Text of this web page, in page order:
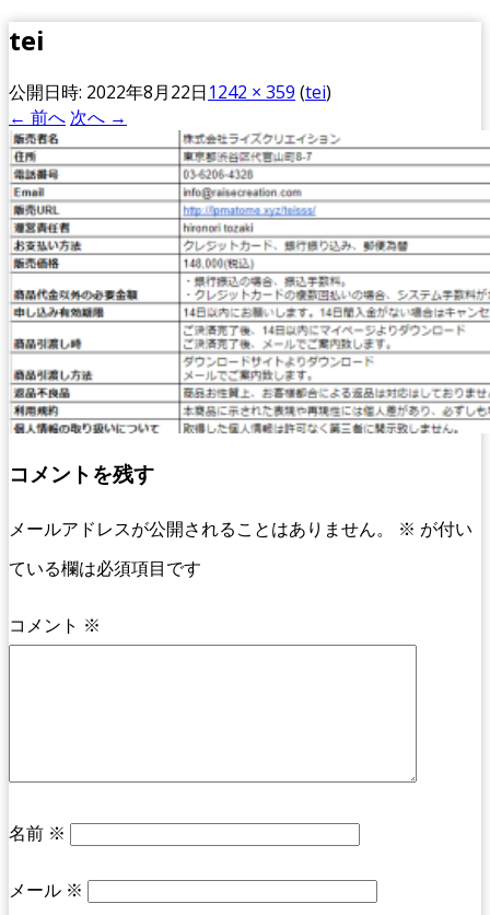
tei
公開日時: 2022年8月22日1242 × 359 (tei)
← 前へ 次へ →
コメントを残す
メールアドレスが公開されることはありません。 ※ が付い
ている欄は必須項目です
コメント ※
名前 ※
メール ※